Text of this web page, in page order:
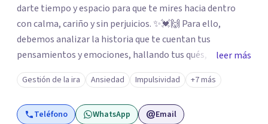
darte tiempo y espacio para que te mires hacia dentro
con calma, cariño y sin perjuicios. ✨💓🙌 Para ello,
debemos analizar la historia que te cuentan tus
pensamientos y emociones, hallando tus qués, tus
cómos, tus porqués, tus cuándos y tus dóndes a lo largo
de tu vida. Así, podrás desenredar el lío que es vivir, podrás
aceptar quien eres: un ser humano que siente, que piensa
y que hace; un ser que se contradice, que tiene dudas y que
leer más
Gestión de la ira Ansiedad Impulsividad +7 más
Teléfono WhatsApp Email